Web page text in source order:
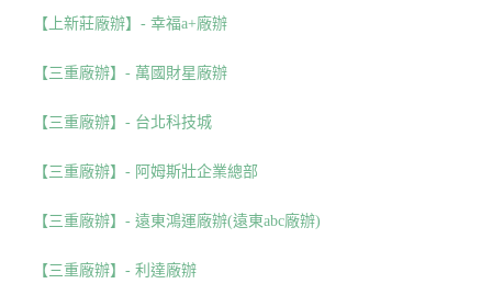
【上新莊廠辦】- 幸福a+廠辦
【三重廠辦】- 萬國財星廠辦
【三重廠辦】- 台北科技城
【三重廠辦】- 阿姆斯壯企業總部
【三重廠辦】- 遠東鴻運廠辦(遠東abc廠辦)
【三重廠辦】- 利達廠辦